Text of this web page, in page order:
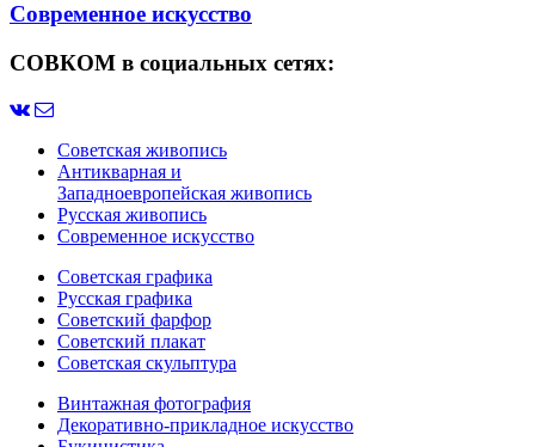
Современное искусство
СОВКОМ в социальных сетях:
Советская живопись
Антикварная и
Западноевропейская живопись
Русская живопись
Современное искусство
Советская графика
Русская графика
Советский фарфор
Советский плакат
Советская скульптура
Винтажная фотография
Декоративно-прикладное искусство